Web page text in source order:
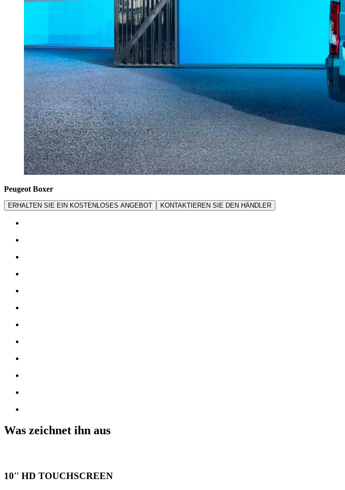
Peugeot Boxer
ERHALTEN SIE EIN KOSTENLOSES ANGEBOT KONTAKTIEREN SIE DEN HÄNDLER
Was zeichnet ihn aus
10'' HD TOUCHSCREEN